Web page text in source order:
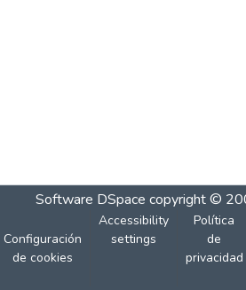
Software DSpace copyright ©
Configuración
de cookies
Accessibility
settings
Política
de
privacidad